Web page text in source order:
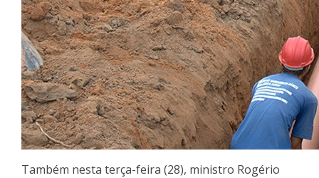
Também nesta terça-feira (28), ministro Rogério